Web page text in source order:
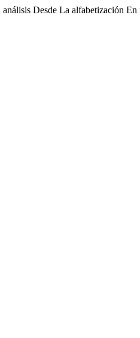
Desde La alfabetización